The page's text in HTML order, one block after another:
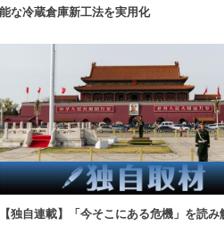
能な冷蔵倉庫新工法を実用化
【独自連載】「今そこにある危機」を読